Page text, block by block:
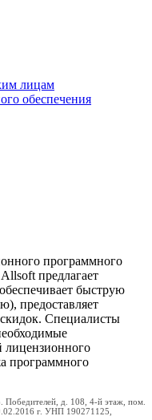
лицам
обеспечения
программного
предлагает
быструю
предоставляет
Специалисты
лицензионного
программного
д. 108, 4-й этаж, пом.
г. УНП 190271125,